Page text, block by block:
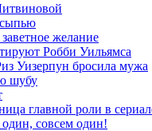
желание
Робби Уильямса
Уизерпун бросила мужа
шубу
главной роли в
совсем один!